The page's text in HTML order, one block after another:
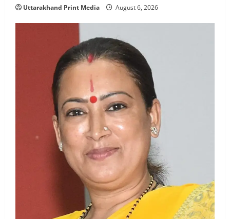
Uttarakhand Print Media August 6, 2026